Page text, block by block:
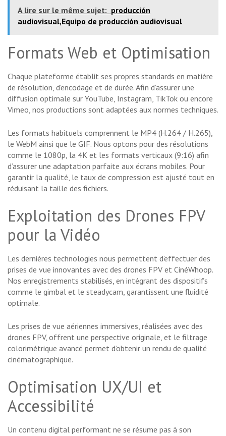
A lire sur le même sujet: producción
audiovisual,Equipo de producción audiovisual
Formats Web et Optimisation
Chaque plateforme établit ses propres standards en matière
de résolution, d’encodage et de durée. Afin d’assurer une
diffusion optimale sur YouTube, Instagram, TikTok ou encore
Vimeo, nos productions sont adaptées aux normes techniques.
Les formats habituels comprennent le MP4 (H.264 / H.265),
le WebM ainsi que le GIF. Nous optons pour des résolutions
comme le 1080p, la 4K et les formats verticaux (9:16) afin
d’assurer une adaptation parfaite aux écrans mobiles. Pour
garantir la qualité, le taux de compression est ajusté tout en
réduisant la taille des fichiers.
Exploitation des Drones FPV
pour la Vidéo
Les dernières technologies nous permettent d’effectuer des
prises de vue innovantes avec des drones FPV et CinéWhoop.
Nos enregistrements stabilisés, en intégrant des dispositifs
comme le gimbal et le steadycam, garantissent une fluidité
optimale.
Les prises de vue aériennes immersives, réalisées avec des
drones FPV, offrent une perspective originale, et le filtrage
colorimétrique avancé permet d’obtenir un rendu de qualité
cinématographique.
Optimisation UX/UI et
Accessibilité
Un contenu digital performant ne se résume pas à son